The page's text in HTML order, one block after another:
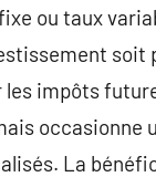
ou taux
impôts
La